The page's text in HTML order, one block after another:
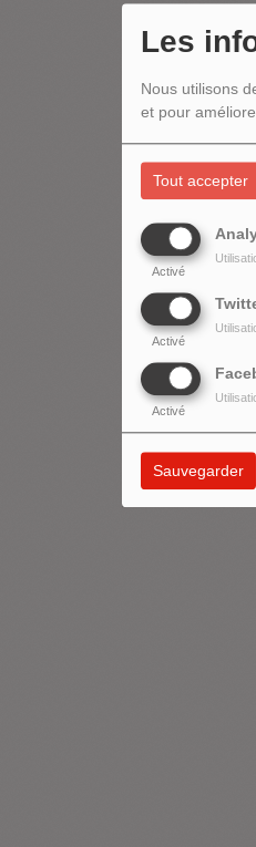
Les
Nous utilisons
et pour
Tout accepter
Activé
Activé
Activé
Sauvegarder